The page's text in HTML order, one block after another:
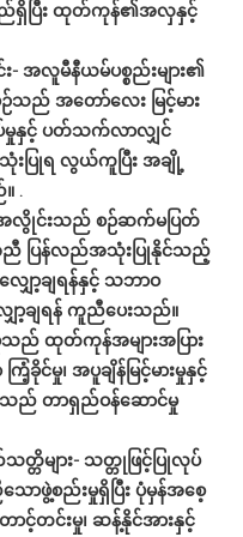
ည်ရှိပြီး ထုတ်ကုန်၏အလှနှင့်
- အလူမီနီယမ်ပစ္စည်းများ၏
သည် အတော်လေး မြင့်မား
မှုနှင့် ပတ်သက်လာလျှင်
သုံးပြုရ လွယ်ကူပြီး အချို့
.
အလွိုင်းသည် စဉ်ဆက်မပြတ်
ပြန်လည်အသုံးပြုနိုင်သည့်
ျှော့ချရန်နှင့် သဘာဝ
ော့ချရန် ကူညီပေးသည်။
ည် ထုတ်ကုန်အများအပြား
ခိုင်မှု၊ အပူချိန်မြင့်မားမှုနှင့်
မှိုသည် တာရှည်ဝန်ဆောင်မှု
တ္တိများ- သတ္တုဖြင့်ပြုလုပ်
ာဖွဲ့စည်းမှုရှိပြီး ပုံမှန်အစေ့
ောင့်တင်းမှု၊ ဆန့်နိုင်အားနှင့်